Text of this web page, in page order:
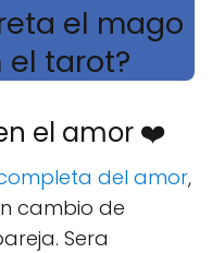
el mago
el tarot?
el amor ❤️
del amor,
cambio de
Sera